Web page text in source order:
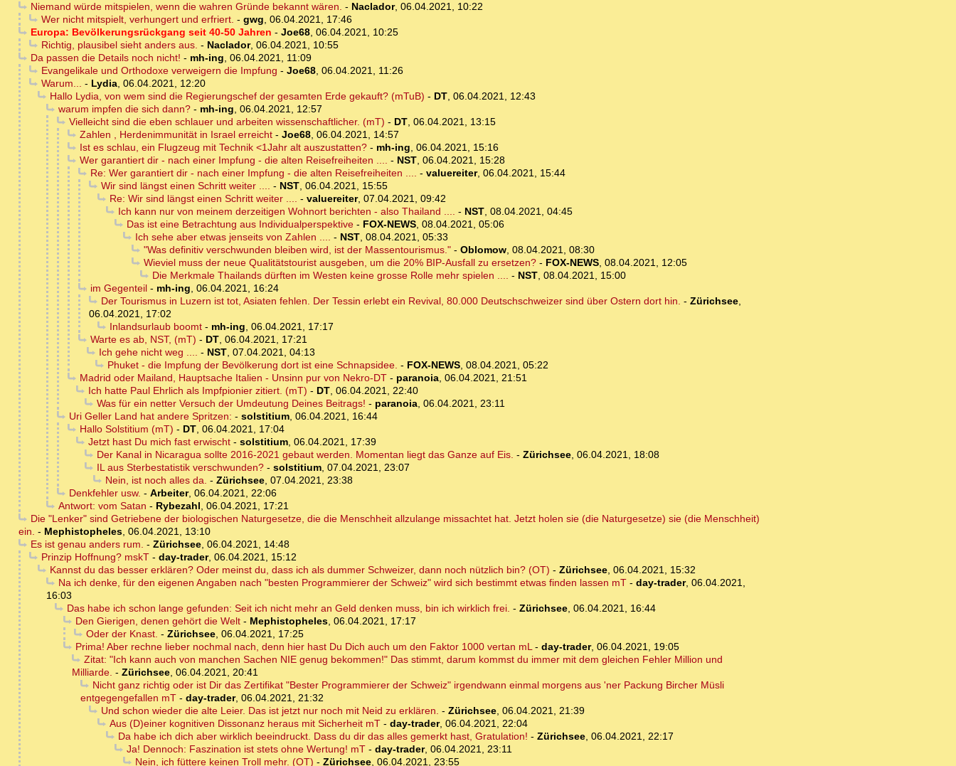
Niemand würde mitspielen, wenn die wahren Gründe bekannt wären. - Naclador, 06.04.2021, 10:22
Wer nicht mitspielt, verhungert und erfriert. - gwg, 06.04.2021, 17:46
Europa: Bevölkerungsrückgang seit 40-50 Jahren - Joe68, 06.04.2021, 10:25
Richtig, plausibel sieht anders aus. - Naclador, 06.04.2021, 10:55
Da passen die Details noch nicht! - mh-ing, 06.04.2021, 11:09
Evangelikale und Orthodoxe verweigern die Impfung - Joe68, 06.04.2021, 11:26
Warum... - Lydia, 06.04.2021, 12:20
Hallo Lydia, von wem sind die Regierungschef der gesamten Erde gekauft? (mTuB) - DT, 06.04.2021, 12:43
warum impfen die sich dann?- mh-ing, 06.04.2021, 12:57
Vielleicht sind die eben schlauer und arbeiten wissenschaftlicher. (mT) - DT, 06.04.2021, 13:15
Zahlen , Herdenimmunität in Israel erreicht- Joe68, 06.04.2021, 14:57
Ist es schlau, ein Flugzeug mit Technik <1Jahr alt auszustatten?- mh-ing, 06.04.2021, 15:16
Wer garantiert dir - nach einer Impfung - die alten Reisefreiheiten .... - NST, 06.04.2021, 15:28
Re: Wer garantiert dir - nach einer Impfung - die alten Reisefreiheiten .... - valuereiter, 06.04.2021, 15:44
Wir sind längst einen Schritt weiter .... - NST, 06.04.2021, 15:55
Re: Wir sind längst einen Schritt weiter .... - valuereiter, 07.04.2021, 09:42
Ich kann nur von meinem derzeitigen Wohnort berichten - also Thailand .... - NST, 08.04.2021, 04:45
Das ist eine Betrachtung aus Individualperspektive- FOX-NEWS, 08.04.2021, 05:06
Ich sehe aber etwas jenseits von Zahlen .... - NST, 08.04.2021, 05:33
"Was definitiv verschwunden bleiben wird, ist der Massentourismus."- Oblomow, 08.04.2021, 08:30
Wieviel muss der neue Qualitätstourist ausgeben, um die 20% BIP-Ausfall zu ersetzen?- FOX-NEWS, 08.04.2021, 12:05
Die Merkmale Thailands dürften im Westen keine grosse Rolle mehr spielen .... - NST, 08.04.2021, 15:00
im Gegenteil- mh-ing, 06.04.2021, 16:24
Der Tourismus in Luzern ist tot, Asiaten fehlen. Der Tessin erlebt ein Revival, 80.000 Deutschschweizer sind über Ostern dort hin. - Zürichsee,
06.04.2021, 17:02
Inlandsurlaub boomt- mh-ing, 06.04.2021, 17:17
Warte es ab, NST, (mT) - DT, 06.04.2021, 17:21
Ich gehe nicht weg .... - NST, 07.04.2021, 04:13
Phuket - die Impfung der Bevölkerung dort ist eine Schnapsidee. - FOX-NEWS, 08.04.2021, 05:22
Madrid oder Mailand, Hauptsache Italien - Unsinn pur von Nekro-DT- paranoia, 06.04.2021, 21:51
Ich hatte Paul Ehrlich als Impfpionier zitiert. (mT) - DT, 06.04.2021, 22:40
Was für ein netter Versuch der Umdeutung Deines Beitrags! - paranoia, 06.04.2021, 23:11
Uri Geller Land hat andere Spritzen: - solstitium, 06.04.2021, 16:44
Hallo Solstitium (mT) - DT, 06.04.2021, 17:04
Jetzt hast Du mich fast erwischt- solstitium, 06.04.2021, 17:39
Der Kanal in Nicaragua sollte 2016-2021 gebaut werden. Momentan liegt das Ganze auf Eis. - Zürichsee, 06.04.2021, 18:08
IL aus Sterbestatistik verschwunden?- solstitium, 07.04.2021, 23:07
Nein, ist noch alles da. - Zürichsee, 07.04.2021, 23:38
Denkfehler usw. - Arbeiter, 06.04.2021, 22:06
Antwort: vom Satan - Rybezahl, 06.04.2021, 17:21
Die "Lenker" sind Getriebene der biologischen Naturgesetze, die die Menschheit allzulange missachtet hat. Jetzt holen sie (die Naturgesetze) sie (die Menschheit)
ein. - Mephistopheles, 06.04.2021, 13:10
Es ist genau anders rum. - Zürichsee, 06.04.2021, 14:48
Prinzip Hoffnung? mskT- day-trader, 06.04.2021, 15:12
Kannst du das besser erklären? Oder meinst du, dass ich als dummer Schweizer, dann noch nützlich bin? (OT) - Zürichsee, 06.04.2021, 15:32
Na ich denke, für den eigenen Angaben nach "besten Programmierer der Schweiz" wird sich bestimmt etwas finden lassen mT- day-trader, 06.04.2021,
16:03
Das habe ich schon lange gefunden: Seit ich nicht mehr an Geld denken muss, bin ich wirklich frei. - Zürichsee, 06.04.2021, 16:44
Den Gierigen, denen gehört die Welt- Mephistopheles, 06.04.2021, 17:17
Oder der Knast. - Zürichsee, 06.04.2021, 17:25
Prima! Aber rechne lieber nochmal nach, denn hier hast Du Dich auch um den Faktor 1000 vertan mL- day-trader, 06.04.2021, 19:05
Zitat: "Ich kann auch von manchen Sachen NIE genug bekommen!" Das stimmt, darum kommst du immer mit dem gleichen Fehler Million und
Milliarde. - Zürichsee, 06.04.2021, 20:41
Nicht ganz richtig oder ist Dir das Zertifikat "Bester Programmierer der Schweiz" irgendwann einmal morgens aus 'ner Packung Bircher Müsli
entgegengefallen mT - day-trader, 06.04.2021, 21:32
Und schon wieder die alte Leier. Das ist jetzt nur noch mit Neid zu erklären. - Zürichsee, 06.04.2021, 21:39
Aus (D)einer kognitiven Dissonanz heraus mit Sicherheit mT- day-trader, 06.04.2021, 22:04
Da habe ich dich aber wirklich beeindruckt. Dass du dir das alles gemerkt hast, Gratulation! - Zürichsee, 06.04.2021, 22:17
Ja! Dennoch: Faszination ist stets ohne Wertung! mT- day-trader, 06.04.2021, 23:11
Nein, ich füttere keinen Troll mehr. (OT) - Zürichsee, 06.04.2021, 23:55